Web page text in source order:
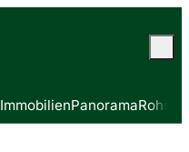
ImmobilienPanorama